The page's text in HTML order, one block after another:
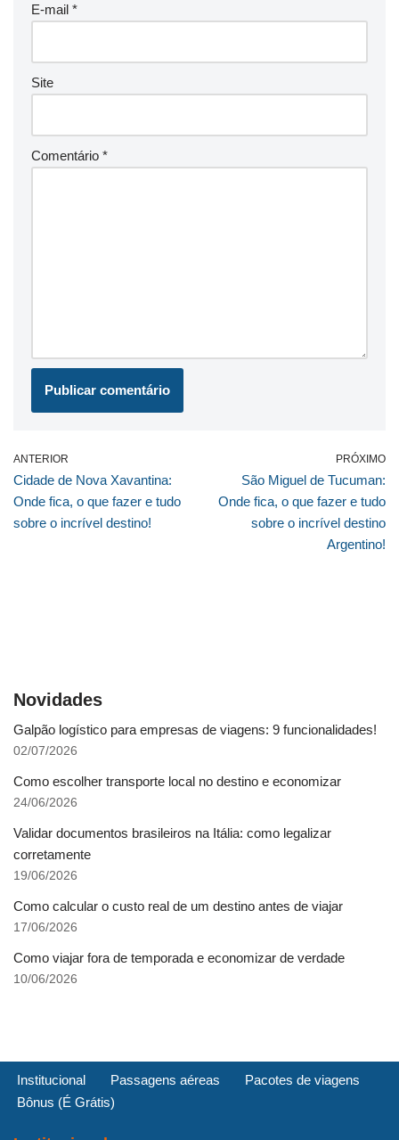
E-mail *
Site
Comentário *
ANTERIOR
Cidade de Nova Xavantina:
Onde fica, o que fazer e tudo
sobre o incrível destino!
PRÓXIMO
São Miguel de Tucuman:
Onde fica, o que fazer e tudo
sobre o incrível destino
Argentino!
Novidades
Galpão logístico para empresas de viagens: 9 funcionalidades!
02/07/2026
Como escolher transporte local no destino e economizar
24/06/2026
Validar documentos brasileiros na Itália: como legalizar
corretamente
19/06/2026
Como calcular o custo real de um destino antes de viajar
17/06/2026
Como viajar fora de temporada e economizar de verdade
10/06/2026
Institucional Passagens aéreas
Pacotes de viagens
Bônus (É Grátis)